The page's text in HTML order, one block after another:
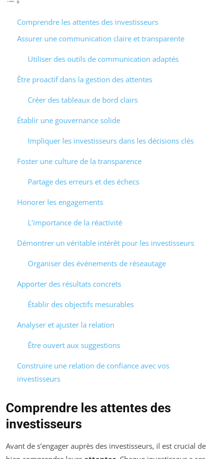
Comprendre les attentes des investisseurs
Assurer une communication claire et transparente
Utiliser des outils de communication adaptés
Être proactif dans la gestion des attentes
Créer des tableaux de bord clairs
Établir une gouvernance solide
Impliquer les investisseurs dans les décisions clés
Foster une culture de la transparence
Partage des erreurs et des échecs
Honorer les engagements
L’importance de la réactivité
Démontrer un véritable intérêt pour les investisseurs
Organiser des événements de réseautage
Apporter des résultats concrets
Établir des objectifs mesurables
Analyser et ajuster la relation
Être ouvert aux suggestions
Construire une relation de confiance avec vos
investisseurs
Comprendre les attentes des
investisseurs
Avant de s’engager auprès des investisseurs, il est crucial de